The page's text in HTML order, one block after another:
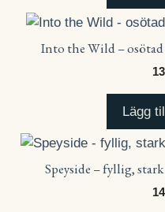
Into the Wild –
Lägg
Speyside – fyllig,